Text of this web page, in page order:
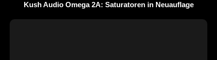
Kush Audio Omega 2A: Saturatoren in Neuauflage